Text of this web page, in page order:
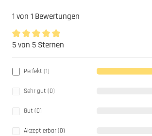
1 von 1 Bewertungen
Durchschnittliche Bewertung von 5 von 5 Sternen
5 von 5 Sternen
Perfekt (1)
Sehr gut (0)
Gut (0)
Akzeptierbar (0)